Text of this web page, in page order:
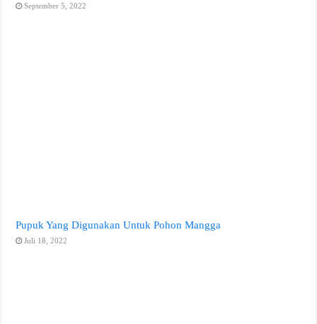
September 5, 2022
Pupuk Yang Digunakan Untuk Pohon Mangga
Juli 18, 2022